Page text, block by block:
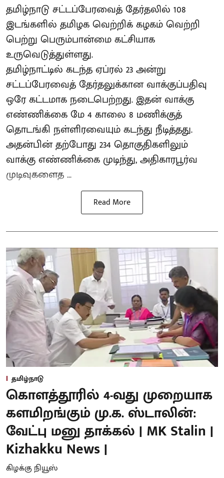
தமிழ்நாடு சட்டப்பேரவைத் தேர்தலில் 108
இடங்களில் தமிழக வெற்றிக் கழகம் வெற்றி
பெற்று பெரும்பான்மை கட்சியாக
உருவெடுத்துள்ளது.
தமிழ்நாட்டில் கடந்த ஏப்ரல் 23 அன்று
சட்டப்பேரவைத் தேர்தலுக்கான வாக்குப்பதிவு
ஒரே கட்டமாக நடைபெற்றது. இதன் வாக்கு
எண்ணிக்கை மே 4 காலை 8 மணிக்குத்
தொடங்கி நள்ளிரவையும் கடந்து நீடித்தது.
அதன்பின் தற்போது 234 தொகுதிகளிலும்
வாக்கு எண்ணிக்கை முடிந்து, அதிகாரபூர்வ
முடிவுகளைத ...
Read More
தமிழ்நாடு
கொளத்தூரில் 4-வது முறையாக
களமிறங்கும் மு.க. ஸ்டாலின்:
வேட்பு மனு தாக்கல் | MK Stalin |
Kizhakku News |
கிழக்கு நியூஸ்